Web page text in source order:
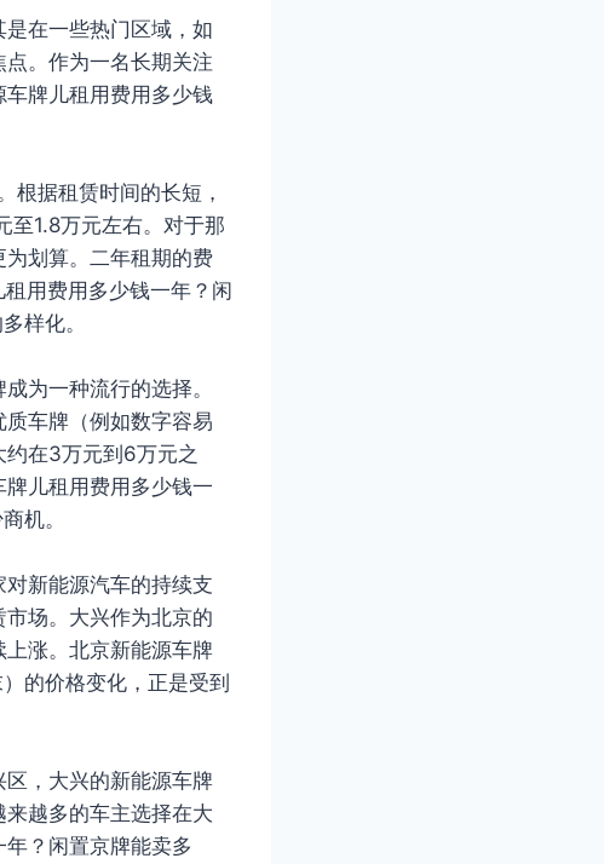
在一些热门区域，如
。作为一名长期关注
牌儿租用费用多少钱
根据租赁时间的长短，
至1.8万元左右。对于那
划算。二年租期的费
用费用多少钱一年？闲
样化。
为一种流行的选择。
车牌（例如数字容易
在3万元到6万元之
儿租用费用多少钱一
机。
新能源汽车的持续支
场。大兴作为北京的
涨。北京新能源车牌
的价格变化，正是受到
，大兴的新能源车牌
越多的车主选择在大
？闲置京牌能卖多